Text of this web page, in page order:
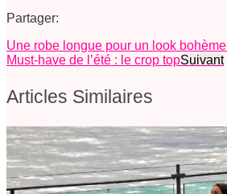
Partager:
Une robe longue pour un look bohème
Must-have de l’été : le crop topSuivant
Articles Similaires